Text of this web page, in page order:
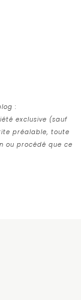
:
exclusive (sauf
préalable, toute
ou procédé que ce